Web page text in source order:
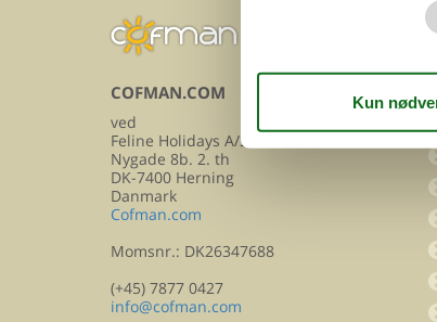
COFMAN.COM
ved
Feline Holidays A/S
Nygade 8b. 2. th
DK-7400 Herning
Danmark
Cofman.com
Momsnr.: DK26347688
(+45) 7877 0427
info@cofman.com